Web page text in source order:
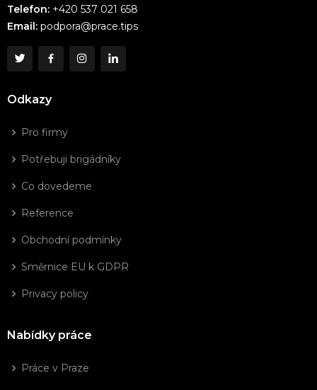
Telefon: +420 537 021 658
Email: podpora@prace.tips
Odkazy
Pro firmy
Potřebuji brigádníky
Co dovedeme
Reference
Obchodní podmínky
Směrnice EU k GDPR
Privacy policy
Nabídky práce
Práce v Praze